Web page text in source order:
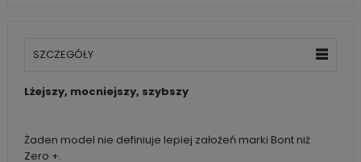
SZCZEGÓŁY
Lżejszy, mocniejszy, szybszy
Żaden model nie definiuje lepiej założeń marki Bont niż
Zero +.